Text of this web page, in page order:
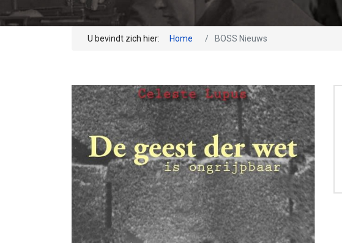
U bevindt zich hier: Home BOSS Nieuws